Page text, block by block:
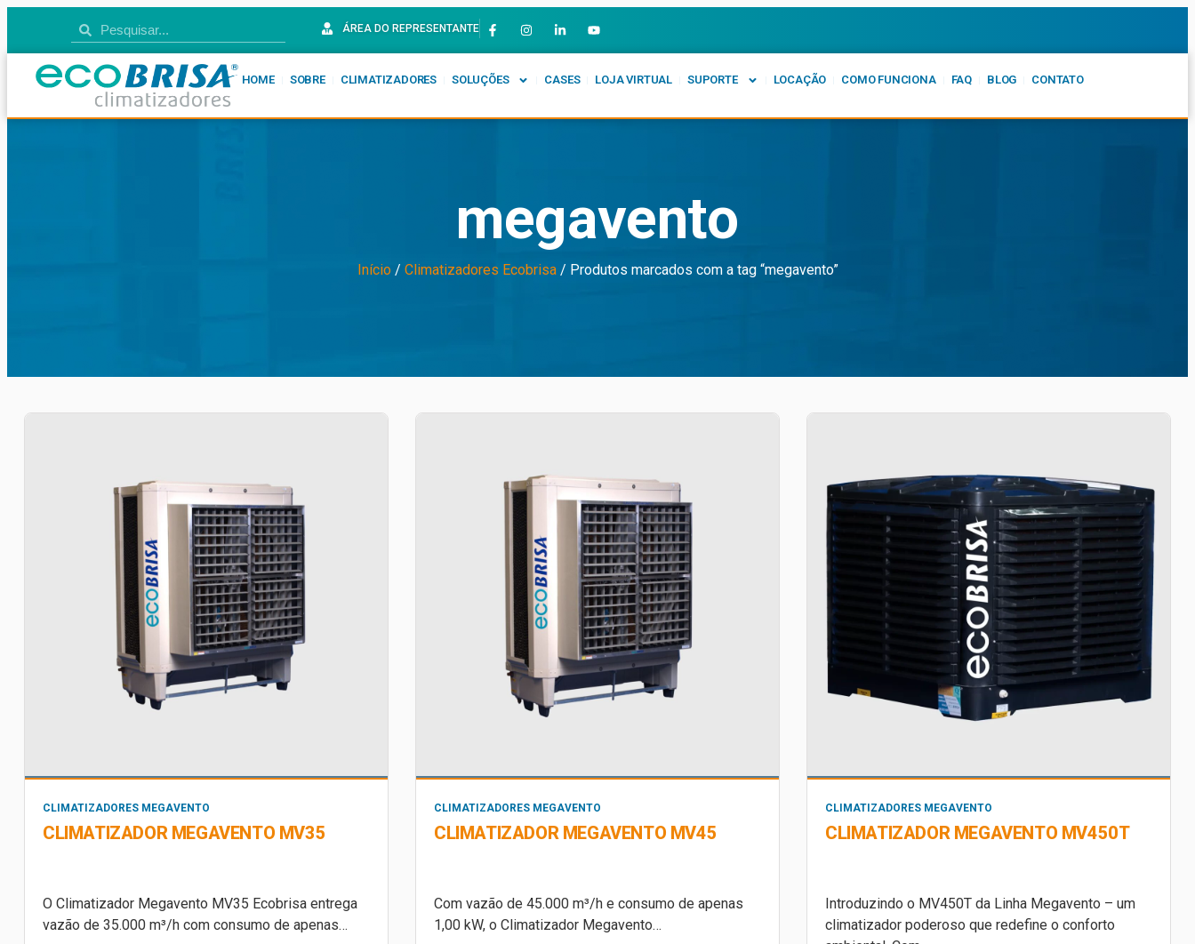
ÁREA DO REPRESENTANTE
HOME SOBRE CLIMATIZADORES SOLUÇÕES CASES LOJA VIRTUAL SUPORTE LOCAÇÃO COMO FUNCIONA FAQ BLOG CONTATO
megavento
Início/ Climatizadores Ecobrisa/ Produtos marcados com a tag “megavento”
CLIMATIZADORES MEGAVENTO
CLIMATIZADOR MEGAVENTO MV35
O Climatizador Megavento MV35 Ecobrisa entrega
vazão de 35.000 m³/h com consumo de apenas…
CLIMATIZADORES MEGAVENTO
CLIMATIZADOR MEGAVENTO MV45
Com vazão de 45.000 m³/h e consumo de apenas
1,00 kW, o Climatizador Megavento…
CLIMATIZADORES MEGAVENTO
CLIMATIZADOR MEGAVENTO MV450T
Introduzindo o MV450T da Linha Megavento – um
climatizador poderoso que redefine o conforto